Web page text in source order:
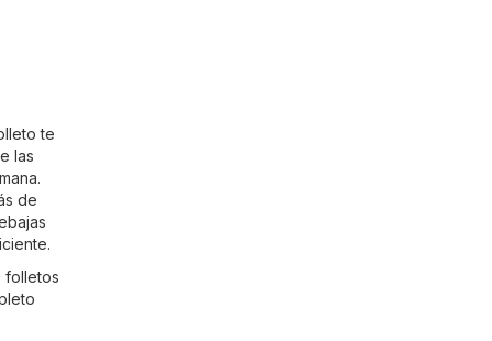
te
las
de
folletos